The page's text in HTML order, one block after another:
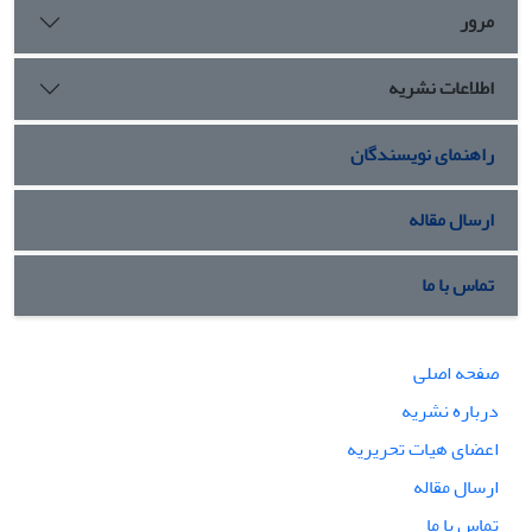
مرور
اطلاعات نشریه
راهنمای نویسندگان
ارسال مقاله
تماس با ما
صفحه اصلی
درباره نشریه
اعضای هیات تحریریه
ارسال مقاله
تماس با ما